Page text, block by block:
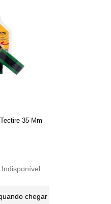
35 Mm
Indisponível
chegar